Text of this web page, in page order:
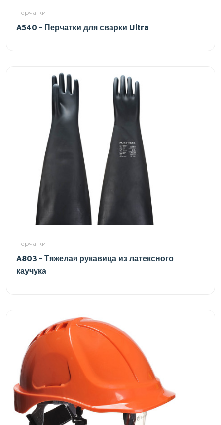
Перчатки
A540 - Перчатки для сварки Ultra
Перчатки
A803 - Тяжелая рукавица из латексного
каучука